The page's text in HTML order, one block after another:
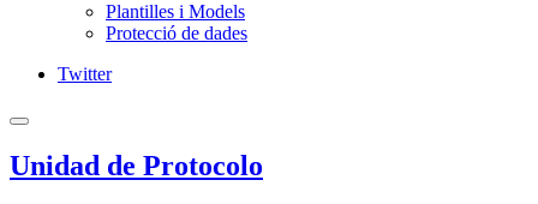
Plantilles i Models
Protecció de dades
Twitter
Unidad de Protocolo